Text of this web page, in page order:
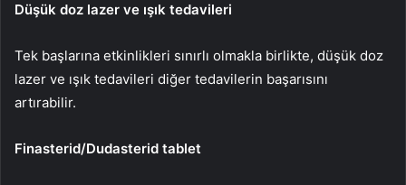
Düşük doz lazer ve ışık tedavileri
Tek başlarına etkinlikleri sınırlı olmakla birlikte, düşük doz
lazer ve ışık tedavileri diğer tedavilerin başarısını
artırabilir.
Finasterid/Dudasterid tablet